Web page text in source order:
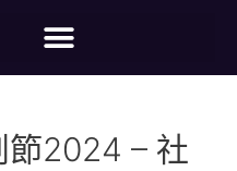
節2024 – 社